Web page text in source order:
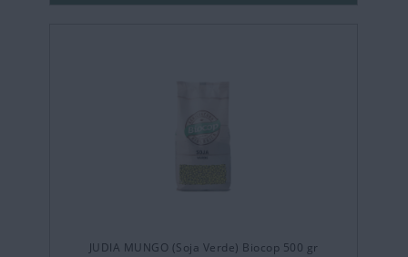
JUDIA MUNGO (Soja Verde) Biocop 500 gr